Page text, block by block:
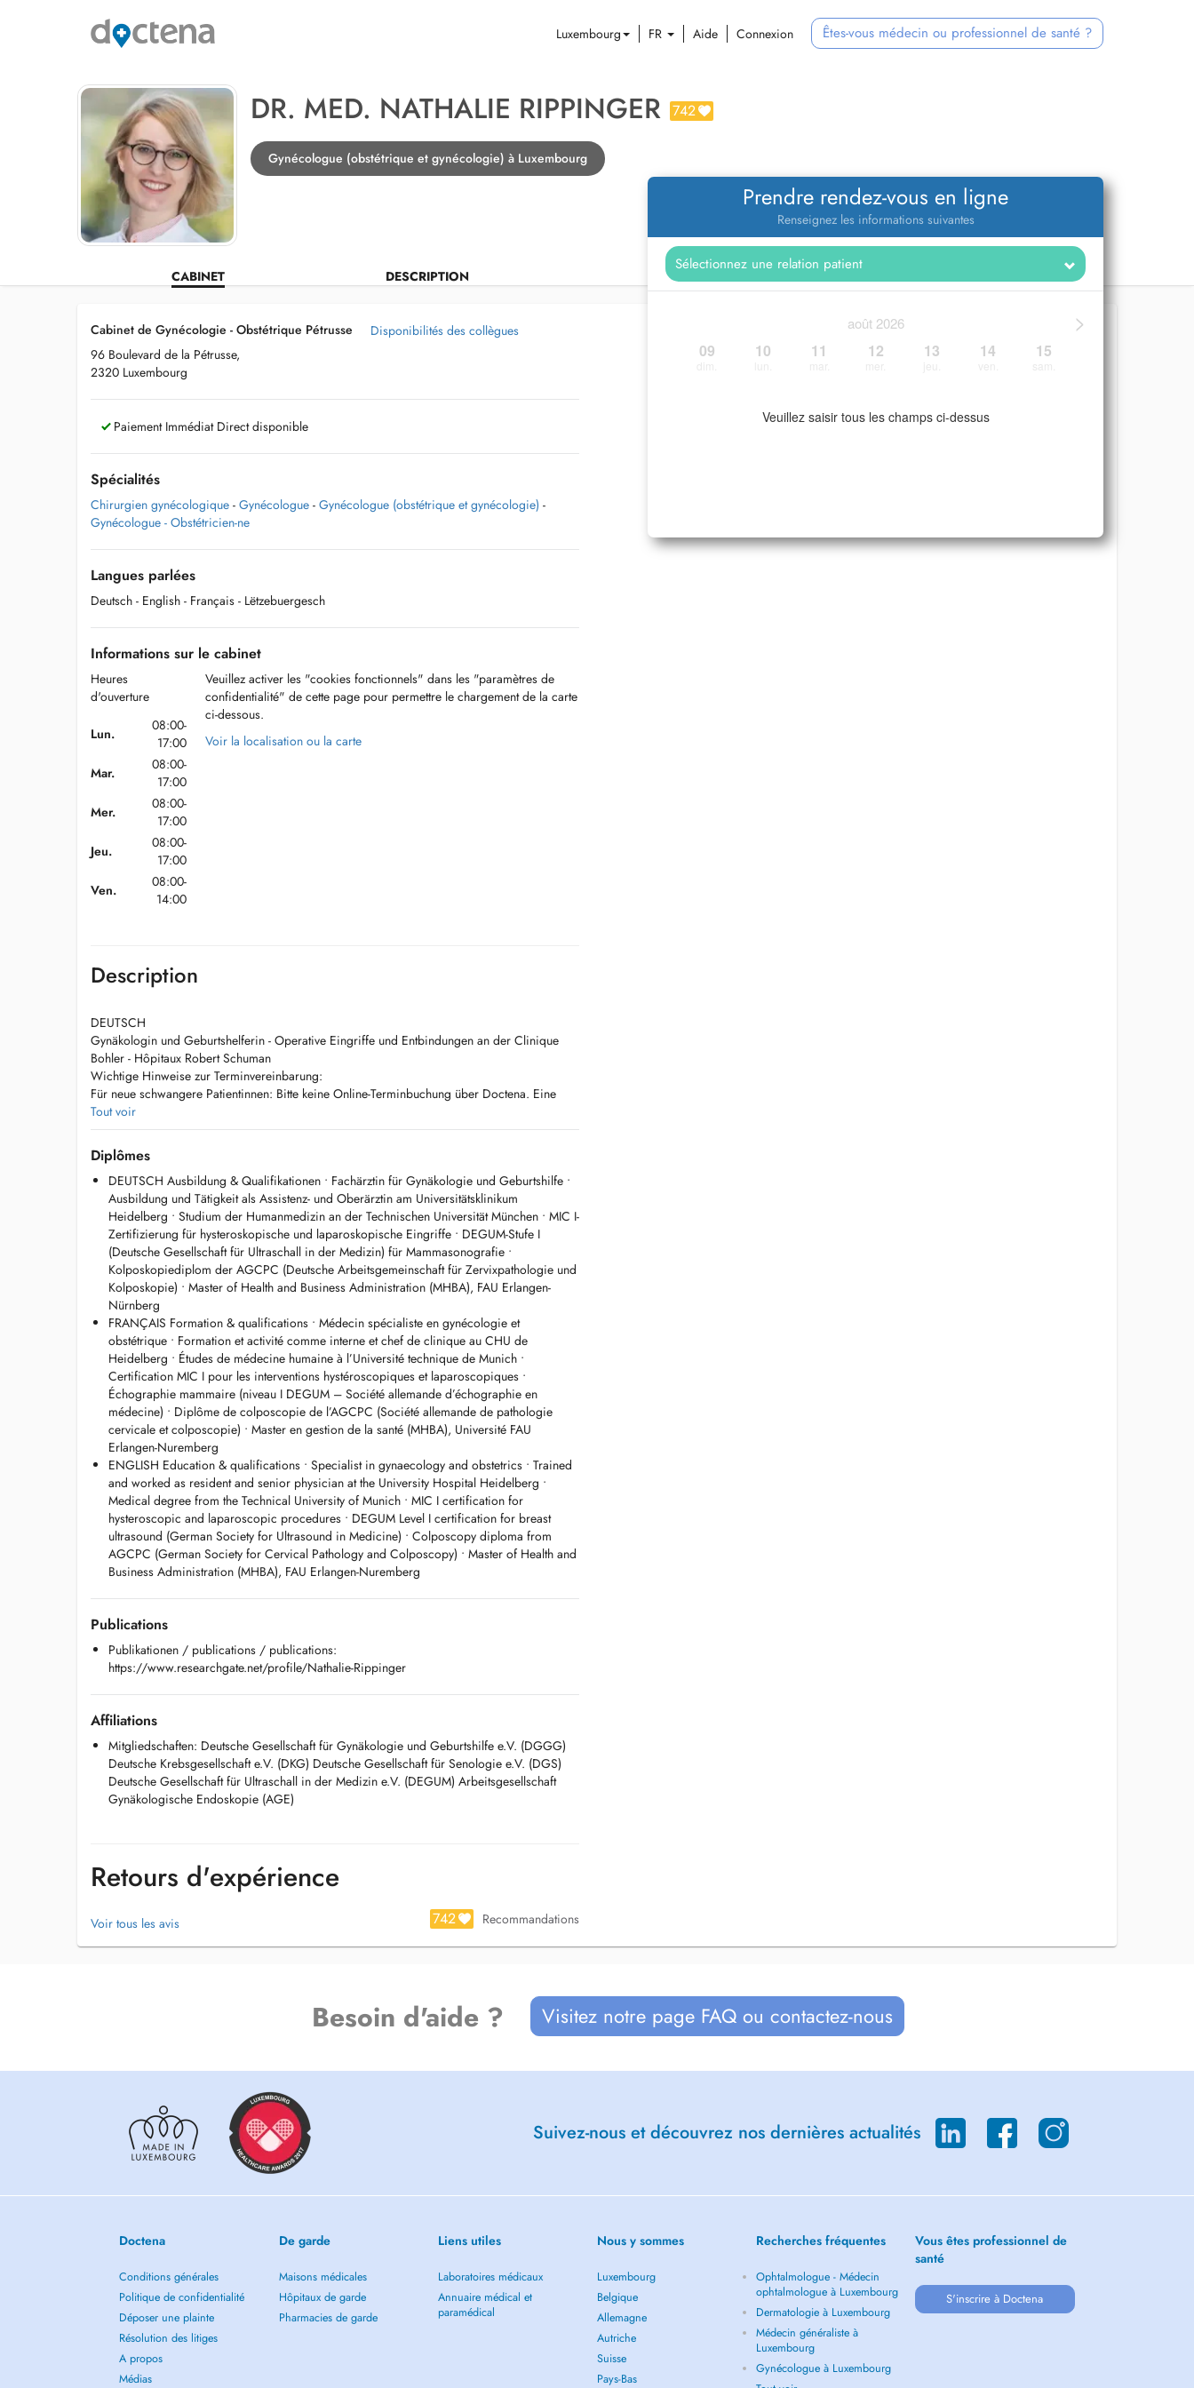
Luxembourg FR Aide Connexion Êtes-vous médecin ou professionnel de santé ?
DR. MED. NATHALIE RIPPINGER 742
Gynécologue (obstétrique et gynécologie) à Luxembourg
CABINET DESCRIPTION
Prendre rendez-vous en ligne
Renseignez les informations suivantes
>
août 2026
09 10 11 12 13 14 15
Veuillez saisir tous les champs ci-dessus
Cabinet de Gynécologie - Obstétrique Pétrusse
96 Boulevard de la Pétrusse,
2320 Luxembourg
Disponibilités des collègues
Paiement Immédiat Direct disponible
Spécialités
Chirurgien gynécologique - Gynécologue - Gynécologue (obstétrique et gynécologie) -
Gynécologue - Obstétricien-ne
Langues parlées
Deutsch - English - Français - Lëtzebuergesch
Informations sur le cabinet
Heures
d'ouverture
Lun.
08:00-
17:00
Mar.
08:00-
17:00
Mer.
08:00-
17:00
Jeu.
08:00-
17:00
Ven.
08:00-
14:00
Veuillez activer les "cookies fonctionnels" dans les "paramètres de
confidentialité" de cette page pour permettre le chargement de la carte
ci-dessous.
Voir la localisation ou la carte
Description
DEUTSCH
Gynäkologin und Geburtshelferin - Operative Eingriffe und Entbindungen an der Clinique
Bohler - Hôpitaux Robert Schuman
Wichtige Hinweise zur Terminvereinbarung:
Für neue schwangere Patientinnen: Bitte keine Online-Terminbuchung über Doctena. Eine
vorherige telefonische Rücksprache ist erforderlich, um zu klären, ob derzeit neue
Schwangere aufgenommen werden können. Kontakt: +352 22 12 58.
Für bestehende Patientinnen: Sollten Sie keinen zeitnahen Termin bei Doctena erhalten,
kontaktieren Sie bitte telefonisch unter +352 22 12 58 unser Sekretariat für einen schnelleren
Termin.
FRANÇAIS
Gynécologue et obstétricienne - interventions chirurgicales et accouchements à la Clinique
Bohler - Hôpitaux Robert Schuman
Informations importantes concernant les rendez-vous :
Nouvelles patientes enceintes : Pas de prise de rendez-vous en ligne via Doctena. Un contact
téléphonique préalable est nécessaire pour vérifier si nous pouvons actuellement accepter de
nouvelles patientes enceintes. Tél. : +352 22 12 58.
Patientes existantes : Si vous ne trouvez pas de rendez-vous rapidement sur Doctena, veuillez
contacter notre secrétariat au +352 22 12 58.
ENGLISH
Gynaecologist and obstetrician - surgical procedures and deliveries at Clinique Bohler -
Hôpitaux Robert Schuman
Important appointment information:
For new pregnant patients: Please do not book appointments via Doctena. A prior telephone
call is required to check if we are currently accepting new pregnant patients. Phone: +352
22 12 58.
For existing patients: If you cannot find a timely appointment on Doctena, please call our
office at +352 22 12 58.
Tout voir
Diplômes
DEUTSCH Ausbildung & Qualifikationen • Fachärztin für Gynäkologie und Geburtshilfe •
Ausbildung und Tätigkeit als Assistenz- und Oberärztin am Universitätsklinikum
Heidelberg • Studium der Humanmedizin an der Technischen Universität München • MIC I-
Zertifizierung für hysteroskopische und laparoskopische Eingriffe • DEGUM-Stufe I
(Deutsche Gesellschaft für Ultraschall in der Medizin) für Mammasonografie •
Kolposkopiediplom der AGCPC (Deutsche Arbeitsgemeinschaft für Zervixpathologie und
Kolposkopie) • Master of Health and Business Administration (MHBA), FAU Erlangen-
Nürnberg
FRANÇAIS Formation & qualifications • Médecin spécialiste en gynécologie et
obstétrique • Formation et activité comme interne et chef de clinique au CHU de
Heidelberg • Études de médecine humaine à l’Université technique de Munich •
Certification MIC I pour les interventions hystéroscopiques et laparoscopiques •
Échographie mammaire (niveau I DEGUM – Société allemande d’échographie en
médecine) • Diplôme de colposcopie de l’AGCPC (Société allemande de pathologie
cervicale et colposcopie) • Master en gestion de la santé (MHBA), Université FAU
Erlangen-Nuremberg
ENGLISH Education & qualifications • Specialist in gynaecology and obstetrics • Trained
and worked as resident and senior physician at the University Hospital Heidelberg •
Medical degree from the Technical University of Munich • MIC I certification for
hysteroscopic and laparoscopic procedures • DEGUM Level I certification for breast
ultrasound (German Society for Ultrasound in Medicine) • Colposcopy diploma from
AGCPC (German Society for Cervical Pathology and Colposcopy) • Master of Health and
Business Administration (MHBA), FAU Erlangen-Nuremberg
Publications
Publikationen / publications / publications:
https://www.researchgate.net/profile/Nathalie-Rippinger
Affiliations
Mitgliedschaften: Deutsche Gesellschaft für Gynäkologie und Geburtshilfe e.V. (DGGG)
Deutsche Krebsgesellschaft e.V. (DKG) Deutsche Gesellschaft für Senologie e.V. (DGS)
Deutsche Gesellschaft für Ultraschall in der Medizin e.V. (DEGUM) Arbeitsgesellschaft
Gynäkologische Endoskopie (AGE)
Retours d'expérience
Voir tous les avis 742 Recommandations
Besoin d'aide ? Visitez notre page FAQ ou contactez-nous
Suivez-nous et découvrez nos dernières actualités
Doctena
Conditions générales
Politique de confidentialité
Déposer une plainte
Résolution des litiges
A propos
Médias
De garde
Maisons médicales
Hôpitaux de garde
Pharmacies de garde
Liens utiles
Laboratoires médicaux
Annuaire médical et
paramédical
Nous y sommes
Luxembourg
Belgique
Allemagne
Autriche
Suisse
Pays-Bas
Recherches fréquentes
Ophtalmologue - Médecin
ophtalmologue à Luxembourg
Dermatologie à Luxembourg
Médecin généraliste à
Luxembourg
Gynécologue à Luxembourg
Vous êtes professionnel de
santé
S'inscrire à Doctena